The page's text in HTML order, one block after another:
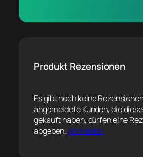
Produkt Rezensionen
Es gibt noch keine
angemeldete Kunden, die
gekauft haben, dürfen eine
abgeben.Anmelden